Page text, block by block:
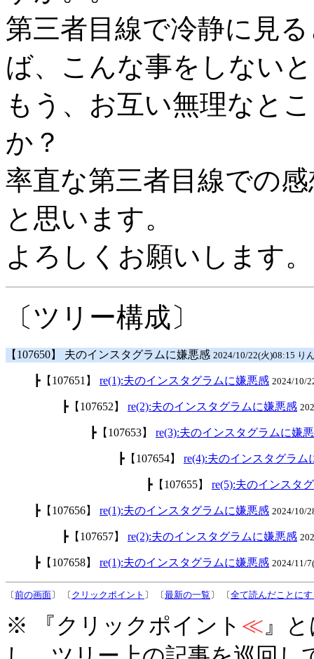
第三者目線で冷静に見
ば、こんな事をしない
もう、お互い無理なと
か？
率直な第三者目線での
と思います。
よろしくお願いします。
〔ツリー構成〕
【107650】 夫のインスタグラムに嫌悪感 2024/10/22(火)08:15 り
┣【107651】 re(1):夫のインスタグラムに嫌悪感 2024/10/
┣【107652】 re(2):夫のインスタグラムに嫌悪感
┣【107653】 re(3):夫のインスタグラムに嫌
┣【107654】 re(4):夫のインスタグラム
┣【107655】 re(5):夫のインスタ
┣【107656】 re(1):夫のインスタグラムに嫌悪感 2024/10/
┣【107657】 re(2):夫のインスタグラムに嫌悪感
┣【107658】 re(1):夫のインスタグラムに嫌悪感 2024/11/
〔前の画面〕 〔 クリックポイント 〕 〔最新の一覧 〕 〔全て読んだことに
※ 『クリックポイント ≪』